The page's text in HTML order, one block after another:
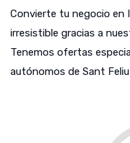
Convierte tu negocio en
irresistible gracias a
Tenemos ofertas
autónomos de Sant